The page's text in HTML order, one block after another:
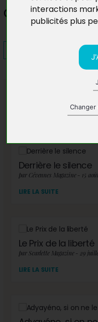
interactions
publicités plus
de lait
A lire
Derrière le silence
par Cévennes
LIRE LA SUITE
Le Prix de la liberté
par Scarlette
LIRE LA SUITE